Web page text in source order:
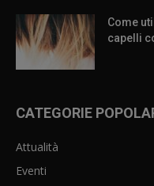
Come
capelli
CATEGORIE
Attualità
Eventi